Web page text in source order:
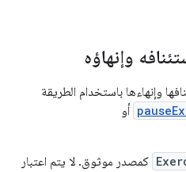
وإنهاؤه
وإنهاءها باستخدام الطريقة
أو
كمصدر موثوق. لا يتم اعتبار